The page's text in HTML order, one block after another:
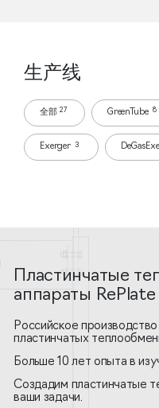
生产线
全部 27 GreenTube 8
Exerger 3
Пластинчатые
аппараты RePlate
Российское
пластинчатых
Больше 10 лет опыта в
Создадим пластинчатые
ваши задачи.